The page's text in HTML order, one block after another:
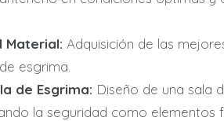
Material: Adquisición de las
esgrima.
de Esgrima: Diseño de una sala
la seguridad como elementos